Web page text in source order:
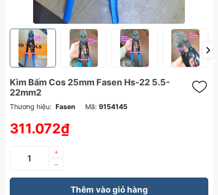
Kìm Bấm Cos 25mm Fasen Hs-22 5.5-
22mm2
Thương hiệu: Fasen Mã: 9154145
311.072₫
–
+
Thêm vào giỏ hàng